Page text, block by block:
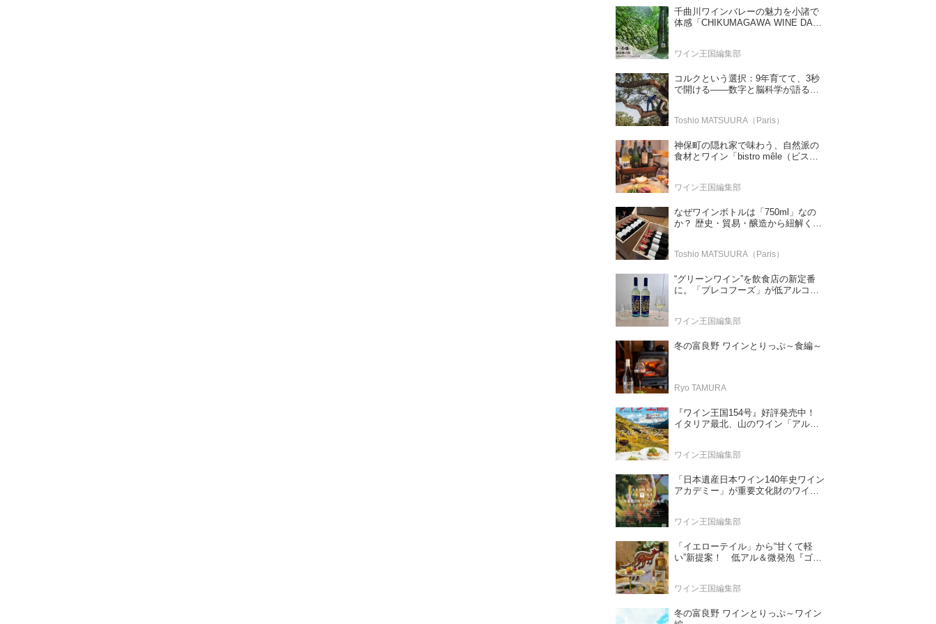
千曲川ワインバレーの魅力を小諸で
体感「CHIKUMAGAWA WINE DAYS
ワイン王国編集部
コルクという選択：9年育てて、3秒
で開ける——数字と脳科学が語る栓
Toshio MATSUURA（Paris）
神保町の隠れ家で味わう、自然派の
食材とワイン「bistro mêle（ビスト
ワイン王国編集部
なぜワインボトルは「750ml」なの
か？ 歴史・貿易・醸造から紐解く4
Toshio MATSUURA（Paris）
“グリーンワイン”を飲食店の新定番
に。「プレコフーズ」が低アルコー
ワイン王国編集部
冬の富良野 ワインとりっぷ～食編～
Ryo TAMURA
『ワイン王国154号』好評発売中！
イタリア最北、山のワイン「アル
特集「この夏の主役！ ナチュラルな
ワイン王国編集部
「日本遺産日本ワイン140年史ワイン
アカデミー」が重要文化財のワイナ
ワイン王国編集部
「イエローテイル」から“甘くて軽
い”新提案！ 低アル＆微発泡『ゴー
ワイン王国編集部
冬の富良野 ワインとりっぷ～ワイン